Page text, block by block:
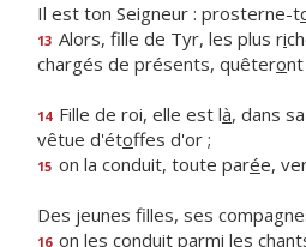
Il est ton Seigneur : prosterne-t
13 Alors, fille de Tyr, les plus ri
chargés de présents, quêtero
14 Fille de roi, elle est là, dans
vêtue d'étoffes d'or ;
15 on la conduit, toute parée,
Des jeunes filles, ses
16 on les conduit parmi les cha